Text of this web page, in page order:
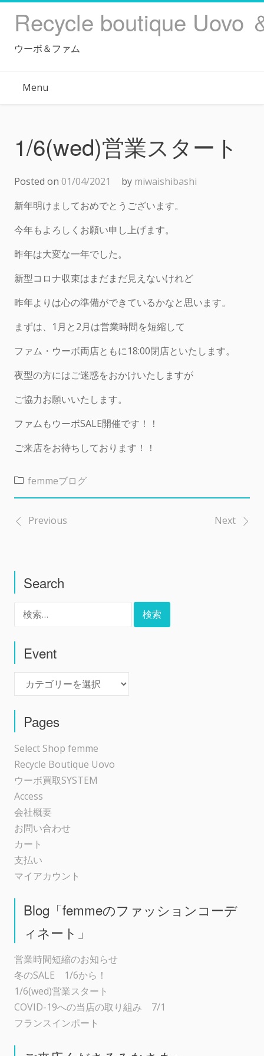
Recycle boutique Uovo
ウーボ＆ファム
Menu
1/6(wed)営業スタート
Posted on 01/04/2021 by miwaishibashi
新年明けましておめでとうございます。
今年もよろしくお願い申し上げます。
昨年は大変な一年でした。
新型コロナ収束はまだまだ見えないけれど
昨年よりは心の準備ができているかなと思います。
まずは、1月と2月は営業時間を短縮して
ファム・ウーボ両店ともに18:00閉店といたします。
夜型の方にはご迷惑をおかけいたしますが
ご協力お願いいたします。
ファムもウーボSALE開催です！！
ご来店をお待ちしております！！
femmeブログ
投
ナ
ビ
ゲ
ー
シ
ョ
ン
Previous Next
Search
Event
Pages
Select Shop femme
Recycle Boutique Uovo
ウーボ買取SYSTEM
Access
会社概要
お問い合わせ
カート
支払い
マイアカウント
Blog「femmeのファッションコーデ
ィネート」
営業時間短縮のお知らせ
冬のSALE 1/6から！
1/6(wed)営業スタート
COVID-19への当店の取り組み 7/1
フランスインポート